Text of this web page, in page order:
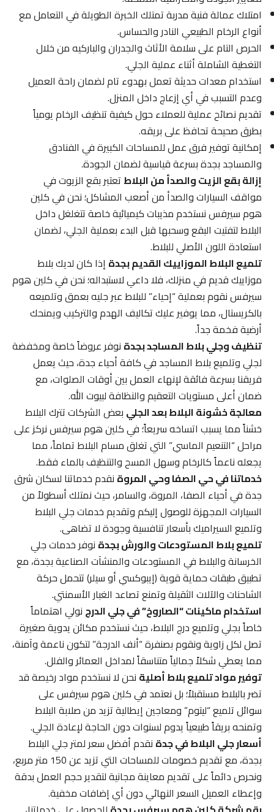
امتلاك عمالة فنية مدربة تمتلك الخبرة الطويلة في التعامل مع
أنواع الرخام الطبيعي النادر والحساس.
الحرص التام على سلامة الأثاث والجدران والباركيه من خلال
التغطية الشاملة أثناء عملية الجلي.
استخدام معدات حديثة تعمل بهدوء تام لضمان راحة العميل
وعدم التسبب في أي إزعاج داخل المنزل.
تقديم نصائح عملية للعملاء حول كيفية تنظيف الرخام يومياً
بطرق صحيحة تحافظ على بريقه.
إمكانية توفير فرق عمل للمساحات الكبيرة في الفنادق
والمساجد بجدة بسرعة قياسية لضمان الجودة.
إزالة بقع الزيت والصدأ من البلاطتعتبر بقع الزيوت في
مواقف السيارات والصدأ من أصعب المشاكل؛ نحن في كلين
هوم سيرفس نستخدم مذيبات كيميائية خاصة تتغلغل داخل
البلاط لتفتيت البقع وسحبها قبل البدء بعملية الجلي، لضمان
استعادة اللون الأصلي للبلاط.
تلميع البلاط الموزاييك القديم بجدةإذا كان لديك بلاط
موزاييك قديم في منزلك، فلا داعي لاستبداله؛ نحن في كلين هوم
سيرفس نقوم بعملية “إحياء” للبلاط عبر جليه بعمق وتلميعه
بالكريستال، مما يوفير عليك تكاليف الهدم والتركيب ويمنحك
أرضية فخمة جداً.
تنظيف وجلي بلاط المساجد بجدةنوفر عروضاً خاصة ومخفضة
لجلي وتلميع بلاط المساجد في كافة أحياء جدة، حيث يعمل
فريقنا بسرعة فائقة لإنهاء العمل بين أوقات الصلوات، مع
ضمان أعلى مستويات التعقيم والنظافة لبيوت الله.
معالجة خشونة البلاط بعد الجليبعض الشركات تترك البلاط
خشناً مما يسبب اتساخه سريعاً؛ في كلين هوم سيرفس نركز على
مراحل “التنعيم الماسي” التي تغلق مسام البلاط تماماً، مما
يجعله ناعماً كالرخام وسهل المسح والتنظيف بالماء فقط.
خدماتنا في حي الصفا وحي المروةنقدم خدماتنا لسكان شرق
جدة في أحياء الصفا، المروة، والسامر، حيث نمتلك أسطولاً من
السيارات المجهزة للوصول إليكم وتقديم خدمات جلي البلاط
وتلميع السيراميك بأسعار تنافسية وجودة لا تضاهى.
تلميع بلاط المستودعات والورش بجدةنوفر خدمات جلي
الخرسانة والبلاط في المستودعات والمنشآت الصناعية بجدة، مع
تطبيق طبقات حماية قوية (إيبوكسي أو سيلر) تتحمل حركة
الشاحنات والآلات الثقيلة وتمنع تصاعد الغبار الأسمنتي.
استخدام ماكينات “الصاروخ” في جلي الدرجنولي اهتماماً
خاصاً بجلي وتلميع درج البلاط، حيث نستخدم مكائن يدوية صغيرة
تصل لكل زاوية ونقوم بصنفرة “أنف الدرجة” لتكون ناعمة وآمنة،
مما يعطي شكلاً جمالياً متناسقاً لمداخل العمائر والفلل.
توفير مواد تلميع بلاط أصليةنحن لا نستخدم مواد رخيصة قد
تضر بالبلاط مستقبلاً؛ بل نعتمد في كلين هوم سيرفس على
سوائل تلميع “ليتوم” ومعاجين إيطالية تزيد من صلابة البلاط
وتمنحه بريقاً طبيعياً يدوم لسنوات دون الحاجة لإعادة الجلي.
أسعار جلي البلاط في جدةنقدم أفضل سعر لمتر جلي البلاط
بجدة، مع تقديم خصومات للمساحات التي تزيد عن 150 متر مربع،
ونحرص دائماً على تقديم معاينة مجانية لتقدير حجم العمل بدقة
وإعطاء العميل السعر النهائي دون أي إضافات مخفية.